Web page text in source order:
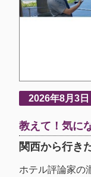
2026年8月3日
教えて！気に
関西から行き
ホテル評論家の